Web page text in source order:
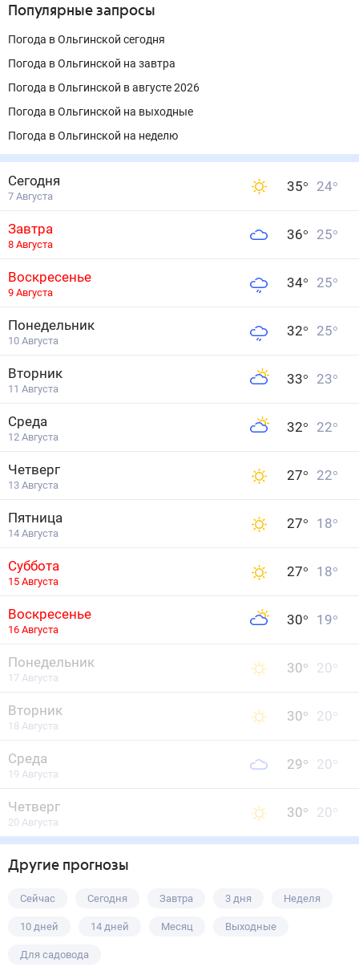
Популярные запросы
Погода в Ольгинской сегодня
Погода в Ольгинской на завтра
Погода в Ольгинской в августе 2026
Погода в Ольгинской на выходные
Погода в Ольгинской на неделю
Сегодня
7 Августа
35° 24°
Завтра
8 Августа
36° 25°
Воскресенье
9 Августа
34° 25°
Понедельник
10 Августа
32° 25°
Вторник
11 Августа
33° 23°
Среда
12 Августа
32° 22°
Четверг
13 Августа
27° 22°
Пятница
14 Августа
27° 18°
Суббота
15 Августа
27° 18°
Воскресенье
16 Августа
30° 19°
Понедельник
17 Августа
30° 20°
Вторник
18 Августа
30° 20°
Среда
19 Августа
29° 20°
Четверг
20 Августа
30° 20°
Другие прогнозы
Сейчас Сегодня Завтра 3 дня Неделя
10 дней 14 дней Месяц Выходные
Для садовода